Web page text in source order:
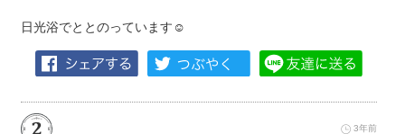
日光浴でととのっています☺️
3年前